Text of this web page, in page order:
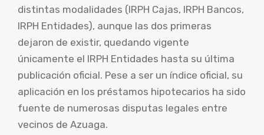
distintas modalidades (IRPH Cajas, IRPH Bancos,
IRPH Entidades), aunque las dos primeras
dejaron de existir, quedando vigente
únicamente el IRPH Entidades hasta su última
publicación oficial. Pese a ser un índice oficial, su
aplicación en los préstamos hipotecarios ha sido
fuente de numerosas disputas legales entre
vecinos de Azuaga.